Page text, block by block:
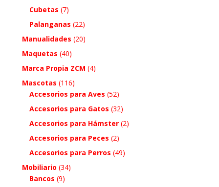
Cubetas (7)
Palanganas (22)
Manualidades (20)
Maquetas (40)
Marca Propia ZCM (4)
Mascotas (116)
Accesorios para Aves (52)
Accesorios para Gatos (32)
Accesorios para Hámster (2)
Accesorios para Peces (2)
Accesorios para Perros (49)
Mobiliario (34)
Bancos (9)